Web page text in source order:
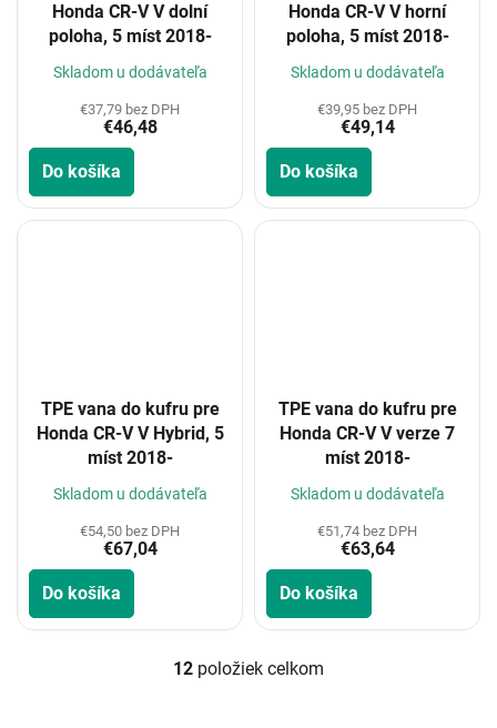
Honda CR-V V dolní
poloha, 5 míst 2018-
Skladom u dodávateľa
€37,79 bez DPH
€46,48
Do košíka
Honda CR-V V horní
poloha, 5 míst 2018-
Skladom u dodávateľa
€39,95 bez DPH
€49,14
Do košíka
TPE vana do kufru pre
Honda CR-V V Hybrid, 5
míst 2018-
Skladom u dodávateľa
€54,50 bez DPH
€67,04
Do košíka
TPE vana do kufru pre
Honda CR-V V verze 7
míst 2018-
Skladom u dodávateľa
€51,74 bez DPH
€63,64
Do košíka
O
12 položiek celkom